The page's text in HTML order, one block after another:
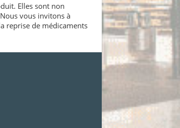
Elles sont non
vous invitons à
reprise de médicaments